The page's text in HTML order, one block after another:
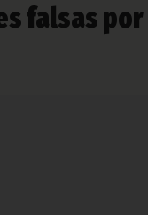
falsas por